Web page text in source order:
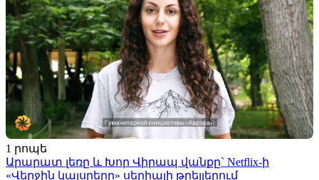
1 րոպե
Արարատ լեռը և Խոր Վիրապ վանքը` Netflix-ի
«Վերջին կայսրերը» սերիալի թրեյլերում